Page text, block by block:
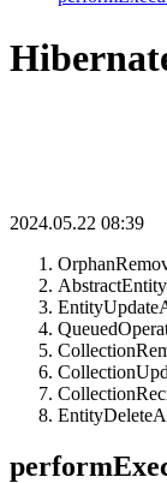
2024.05.22 08:39